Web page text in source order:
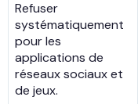
Refuser
systématiquement
pour les
applications de
réseaux sociaux et
de jeux.